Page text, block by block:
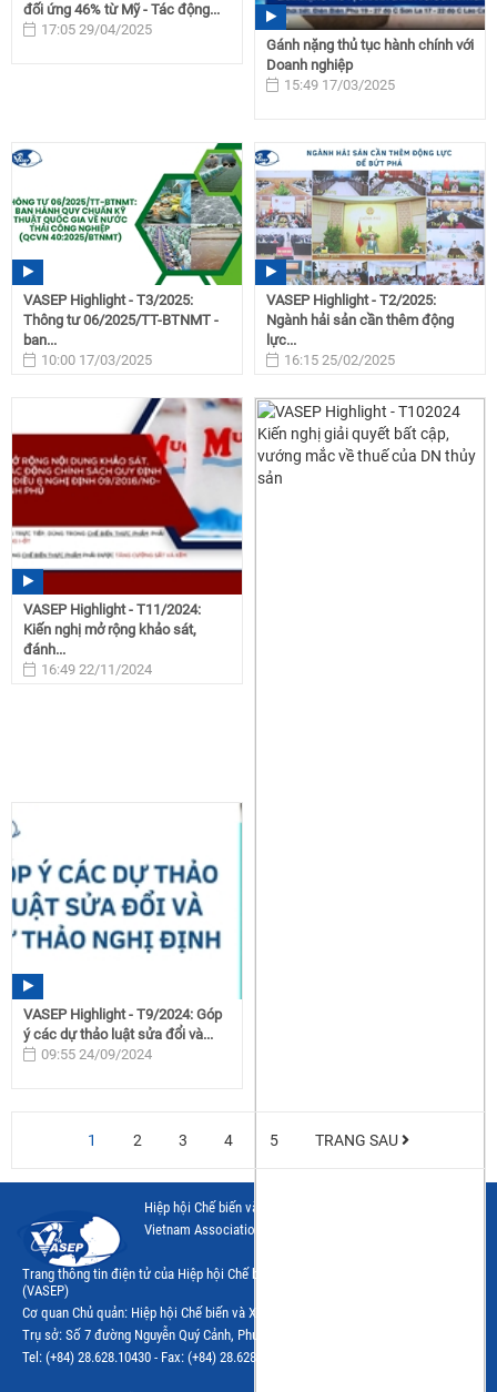
đối ứng 46% từ Mỹ - Tác động...
17:05 29/04/2025
Gánh nặng thủ tục hành chính với
Doanh nghiệp
15:49 17/03/2025
VASEP Highlight - T3/2025:
Thông tư 06/2025/TT-BTNMT -
ban...
10:00 17/03/2025
VASEP Highlight - T2/2025:
Ngành hải sản cần thêm động
lực...
16:15 25/02/2025
VASEP Highlight - T11/2024:
Kiến nghị mở rộng khảo sát,
đánh...
16:49 22/11/2024
VASEP Highlight - T9/2024: Góp
ý các dự thảo luật sửa đổi và...
09:55 24/09/2024
1 2 3 4 5 TRANG SAU
Hiệp hội Chế biến và Xuất khẩu Thuỷ sản Việt Nam
Vietnam Association of Seafood Exporters and Producers
Trang thông tin điện tử của Hiệp hội Chế biến và Xuất khẩu Thủy sản Việt Nam
(VASEP)
Cơ quan Chủ quản: Hiệp hội Chế biến và Xuất khẩu Thủy sản Việt Nam (VASEP)
Trụ sở: Số 7 đường Nguyễn Quý Cảnh, Phường Bình Trưng, Tp.Hồ Chí Minh
Tel: (+84) 28.628.10430 - Fax: (+84) 28.628.10437 - Email: vphcm@vasep.com.vn